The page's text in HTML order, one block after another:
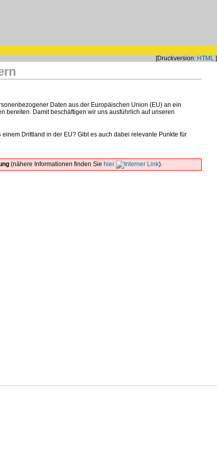
[Druckversion: HTML ]
Daten aus der Europäischen Union (EU) an ein
bereiten. Damit beschäftigen wir uns ausführlich auf unseren
einem Drittland in der EU? Gibt es auch dabei relevante Punkte für
(nähere Informationen finden Sie hier ).